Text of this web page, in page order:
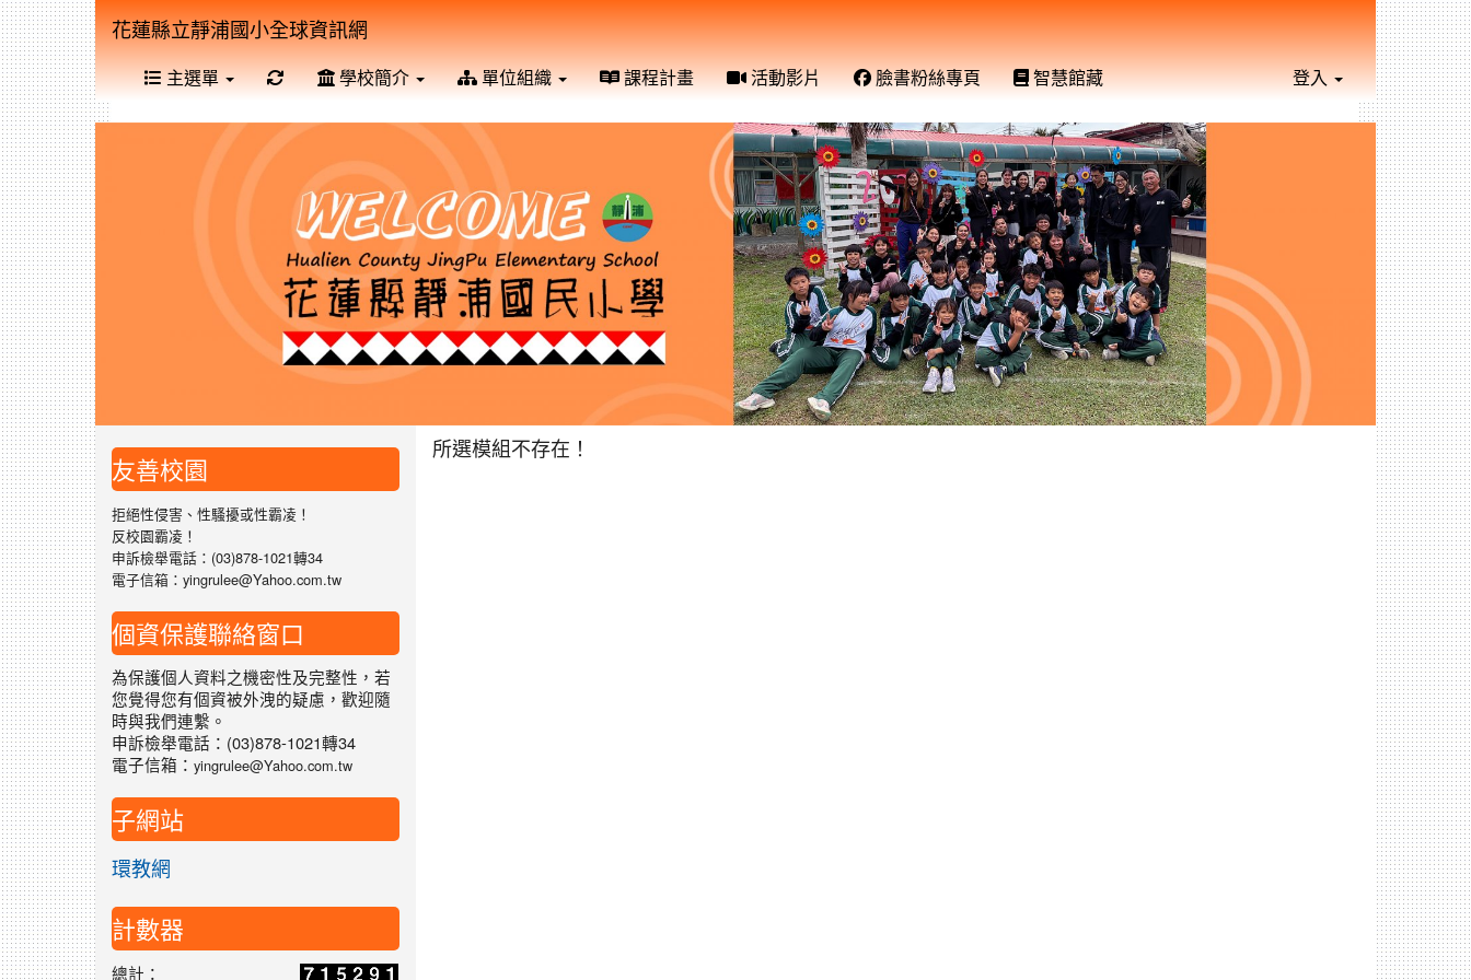
花蓮縣立靜浦國小全球資訊網
主選單 重新取得佈景設定
學校簡介 單位組織 課程計畫 活動影片 臉書粉絲專頁 智慧館藏 登入
所選模組不存在！
友善校園
拒絕性侵害、性騷擾或性霸凌！
反校園霸凌！
申訴檢舉電話：(03)878-1021轉34
電子信箱：yingrulee@Yahoo.com.tw
個資保護聯絡窗口
為保護個人資料之機密性及完整性，若
您覺得您有個資被外洩的疑慮，歡迎隨
時與我們連繫。
申訴檢舉電話：(03)878-1021轉34
電子信箱： yingrulee@Yahoo.com.tw
子網站
環教網
計數器
總計：